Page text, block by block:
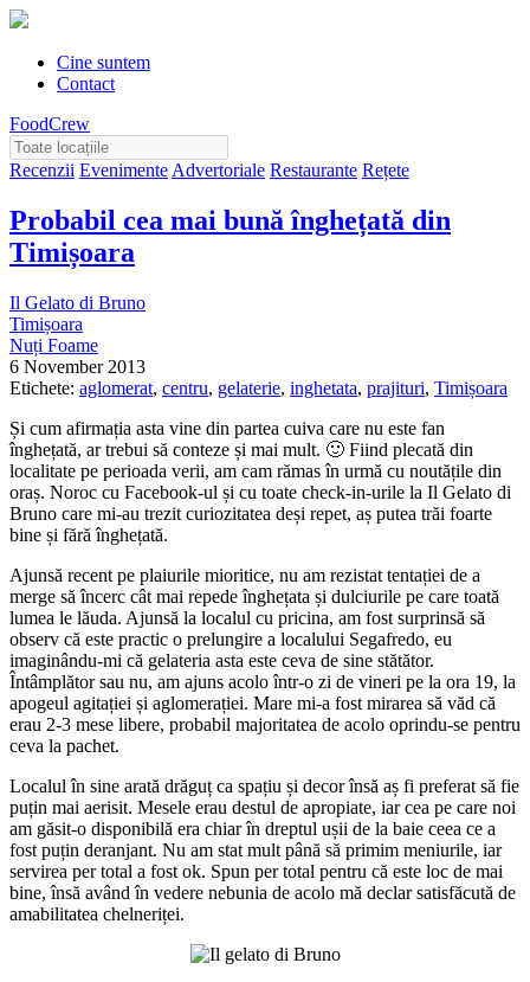
Cine suntem
Contact
FoodCrew
Recenzii Evenimente Advertoriale Restaurante Rețete
Probabil cea mai bună înghețată din
Timișoara
Il Gelato di Bruno
Timișoara
Nuți Foame
6 November 2013
Etichete: aglomerat, centru, gelaterie, inghetata, prajituri, Timișoara
Și cum afirmația asta vine din partea cuiva care nu este fan
înghețată, ar trebui să conteze și mai mult. 🙂 Fiind plecată din
localitate pe perioada verii, am cam rămas în urmă cu noutățile din
oraș. Noroc cu Facebook-ul și cu toate check-in-urile la Il Gelato di
Bruno care mi-au trezit curiozitatea deși repet, aș putea trăi foarte
bine și fără înghețată.
Ajunsă recent pe plaiurile mioritice, nu am rezistat tentației de a
merge să încerc cât mai repede înghețata și dulciurile pe care toată
lumea le lăuda. Ajunsă la localul cu pricina, am fost surprinsă să
observ că este practic o prelungire a localului Segafredo, eu
imaginându-mi că gelateria asta este ceva de sine stătător.
Întâmplător sau nu, am ajuns acolo într-o zi de vineri pe la ora 19, la
apogeul agitației și aglomerației. Mare mi-a fost mirarea să văd că
erau 2-3 mese libere, probabil majoritatea de acolo oprindu-se pentru
ceva la pachet.
Localul în sine arată drăguț ca spațiu și decor însă aș fi preferat să fie
puțin mai aerisit. Mesele erau destul de apropiate, iar cea pe care noi
am găsit-o disponibilă era chiar în dreptul ușii de la baie ceea ce a
fost puțin deranjant. Nu am stat mult până să primim meniurile, iar
servirea per total a fost ok. Spun per total pentru că este loc de mai
bine, însă având în vedere nebunia de acolo mă declar satisfăcută de
amabilitatea chelneriței.